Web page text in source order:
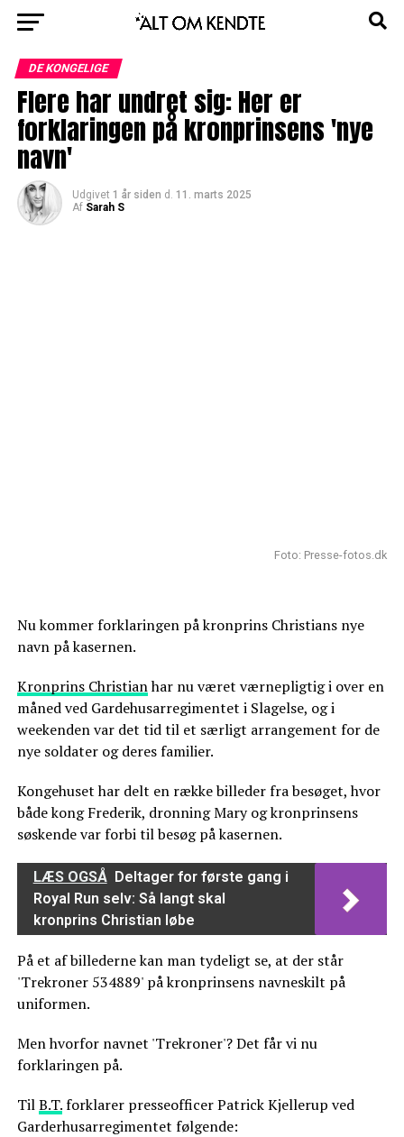
DE KONGELIGE
Flere har undret sig: Her er
forklaringen på kronprinsens 'nye
navn'
Udgivet 1 år siden d. 11. marts 2025
Af Sarah S
Foto: Presse-fotos.dk
Nu kommer forklaringen på kronprins Christians nye
navn på kasernen.
Kronprins Christianhar nu været værnepligtig i over en
måned ved Gardehusarregimentet i Slagelse, og i
weekenden var det tid til et særligt arrangement for de
nye soldater og deres familier.
Kongehuset har delt en række billeder fra besøget, hvor
både kong Frederik, dronning Mary og kronprinsens
søskende var forbi til besøg på kasernen.
LÆS OGSÅ Deltager for første gang i
Royal Run selv: Så langt skal
kronprins Christian løbe
På et af billederne kan man tydeligt se, at der står
'Trekroner 534889' på kronprinsens navneskilt på
uniformen.
Men hvorfor navnet 'Trekroner'? Det får vi nu
forklaringen på.
TilB.T.forklarer presseofficer Patrick Kjellerup ved
Garderhusarregimentet følgende: